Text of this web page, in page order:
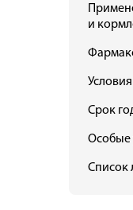
и
Срок
Особые
Список